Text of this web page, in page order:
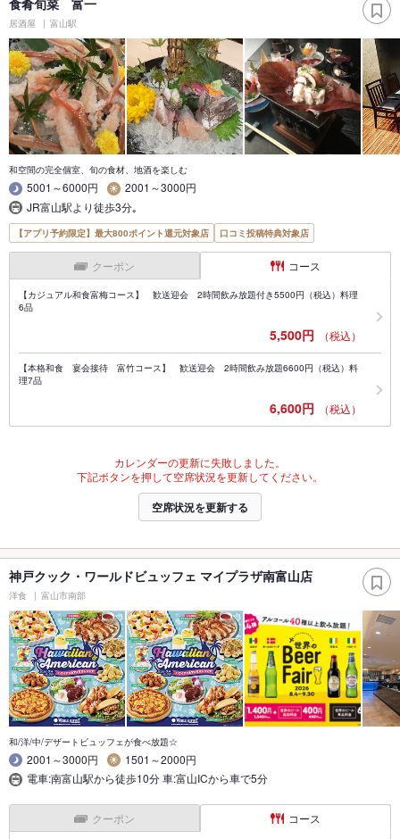
食肴旬菜 富一
居酒屋 富山駅
和空間の完全個室、旬の食材、地酒を楽しむ
5001～6000円
2001～3000円
JR富山駅より徒歩3分｡
【アプリ予約限定】最大800ポイント還元対象店 口コミ投稿特典対象店
クーポン コース
【カジュアル和食富梅コース】 歓送迎会 2時間飲み放題付き5500円（税込）料理
6品
5,500円 （税込）
【本格和食 宴会接待 富竹コース】 歓送迎会 2時間飲み放題6600円（税込）料
理7品
6,600円 （税込）
カレンダーの更新に失敗しました。
下記ボタンを押して空席状況を更新してください。
空席状況を更新する
神戸クック・ワールドビュッフェ マイプラザ南富山店
洋食 富山市南部
和/洋/中/デザートビュッフェが食べ放題☆
2001～3000円
1501～2000円
電車:南富山駅から徒歩10分 車:富山ICから車で5分
クーポン コース